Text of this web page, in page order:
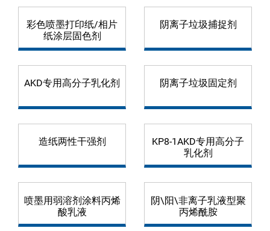
彩色喷墨打印纸/相片
纸涂层固色剂
阴离子垃圾捕捉剂
AKD专用高分子乳化剂 阴离子垃圾固定剂
造纸两性干强剂
KP8-1AKD专用高分子
乳化剂
喷墨用弱溶剂涂料丙烯
酸乳液
阴\阳\非离子乳液型聚
丙烯酰胺